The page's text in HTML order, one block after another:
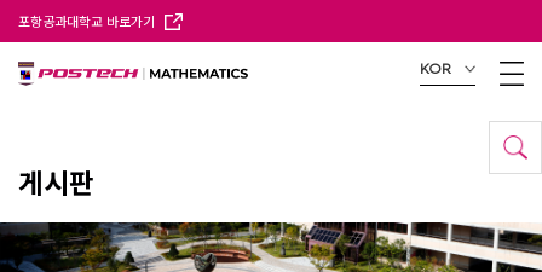
포항공과대학교 바로가기
KOR
게시판